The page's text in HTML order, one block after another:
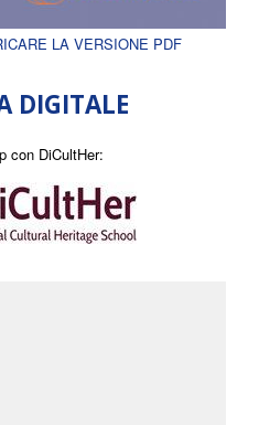
LA VERSIONE PDF
DIGITALE
con DiCultHer: